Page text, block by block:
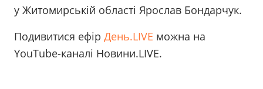
у Житомирській області Ярослав Бондарчук.
Подивитися ефір День.LIVE можна на
YouTube-каналі Новини.LIVE.